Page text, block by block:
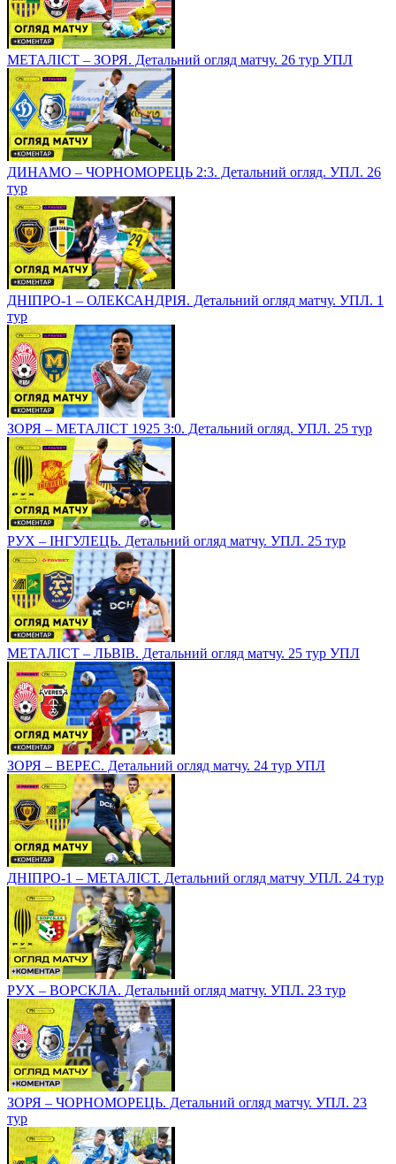
МЕТАЛІСТ – ЗОРЯ. Детальний огляд матчу. 26 тур УПЛ
ДИНАМО – ЧОРНОМОРЕЦЬ 2:3. Детальний огляд. УПЛ. 26
тур
ДНІПРО-1 – ОЛЕКСАНДРІЯ. Детальний огляд матчу. УПЛ. 1
тур
ЗОРЯ – МЕТАЛІСТ 1925 3:0. Детальний огляд. УПЛ. 25 тур
РУХ – ІНГУЛЕЦЬ. Детальний огляд матчу. УПЛ. 25 тур
МЕТАЛІСТ – ЛЬВІВ. Детальний огляд матчу. 25 тур УПЛ
ЗОРЯ – ВЕРЕС. Детальний огляд матчу. 24 тур УПЛ
ДНІПРО-1 – МЕТАЛІСТ. Детальний огляд матчу УПЛ. 24 тур
РУХ – ВОРСКЛА. Детальний огляд матчу. УПЛ. 23 тур
ЗОРЯ – ЧОРНОМОРЕЦЬ. Детальний огляд матчу. УПЛ. 23
тур